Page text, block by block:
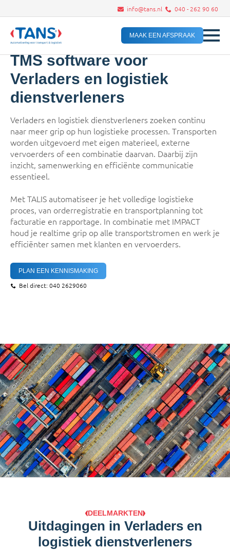
info@tans.nl 040 - 262 90 60
MAAK EEN AFSPRAAK
TMS software voor
Verladers en logistiek
dienstverleners
Verladers en logistiek dienstverleners zoeken continu
naar meer grip op hun logistieke processen. Transporten
worden uitgevoerd met eigen materieel, externe
vervoerders of een combinatie daarvan. Daarbij zijn
inzicht, samenwerking en efficiënte communicatie
essentieel.
Met TALIS automatiseer je het volledige logistieke
proces, van orderregistratie en transportplanning tot
facturatie en rapportage. In combinatie met IMPACT
houd je realtime grip op alle transportstromen en werk je
efficiënter samen met klanten en vervoerders.
PLAN EEN KENNISMAKING
Bel direct: 040 2629060
DEELMARKTEN
Uitdagingen in Verladers en
logistiek dienstverleners